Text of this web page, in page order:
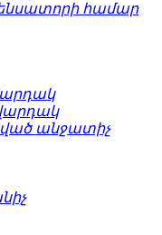
համար
անջատիչ